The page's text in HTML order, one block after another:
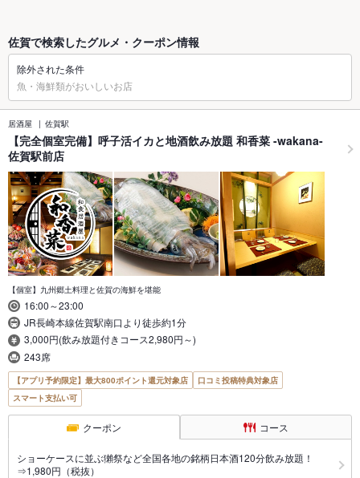
佐賀で検索したグルメ・クーポン情報
除外された条件
魚・海鮮類がおいしいお店
居酒屋 佐賀駅
【完全個室完備】呼子活イカと地酒飲み放題 和香菜 -wakana-
佐賀駅前店
【個室】九州郷土料理と佐賀の海鮮を堪能
16:00～23:00
JR長崎本線佐賀駅南口より徒歩約1分
3,000円(飲み放題付きコース2,980円～)
243席
【アプリ予約限定】最大800ポイント還元対象店
口コミ投稿特典対象店
スマート支払い可
クーポン コース
ショーケースに並ぶ獺祭など全国各地の銘柄日本酒120分飲み放題！
⇒1,980円（税抜）